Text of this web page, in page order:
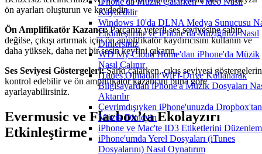
Kaydedilir
Windows 10'da DLNA Medya Sunucusu
Etkinleştirilir ve iPhone'da Müziğinizi Nasıl
Dinlersiniz
WD My Cloud Home'dan iPhone'da Müzik
Nasıl Çalınır
iTunes Olmadan WiFi-Drive Kullanarak
Bilgisayardan iPhone'a Müzik Dosyaları
Aktarılır
Çevrimdışıyken iPhone'unuzda Dropbox'tan
Müzik Dinleyin
iPhone ve Mac'te ID3 Etiketlerini
iPhone'umda Yerel Dosyaları (iTunes
Dosyalarını) Nasıl Oynatırım
ön ayarları oluşturun ve kaydedin.
Ön Amplifikatör Kazancı:Parçanız yeterli ses seviyesine sahip
değilse, çıkışı artırmak için ön amplifikatör kaydırıcısını kullanın ve
daha yüksek, daha net bir sesin keyfini çıkarın.
Ses Seviyesi Göstergeleri:Şarkı çalarken, çıkış seviyesi
kontrol edebilir ve ön amplifikatör kazancını buna göre
ayarlayabilirsiniz.
Evermusic ve Flacbox’ta Ekolayzırı
Etkinleştirme